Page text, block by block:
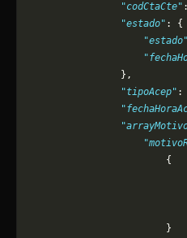
                "codCtaCte"
                "estado"
: {
                    "estado"
                },
                "tipoAcep"
:
                        {
                        }